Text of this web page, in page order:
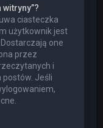
ciasteczka
użytkownik jest
one
przez
i
Jeśli